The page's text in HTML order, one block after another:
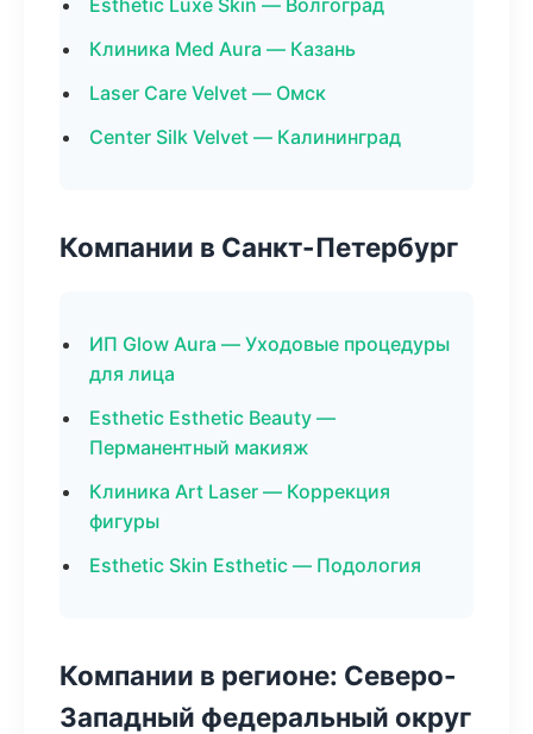
Esthetic Luxe Skin — Волгоград
Клиника Med Aura — Казань
Laser Care Velvet — Омск
Center Silk Velvet — Калининград
Компании в Санкт-Петербург
ИП Glow Aura — Уходовые процедуры
для лица
Esthetic Esthetic Beauty —
Перманентный макияж
Клиника Art Laser — Коррекция
фигуры
Esthetic Skin Esthetic — Подология
Компании в регионе: Северо-
Западный федеральный округ